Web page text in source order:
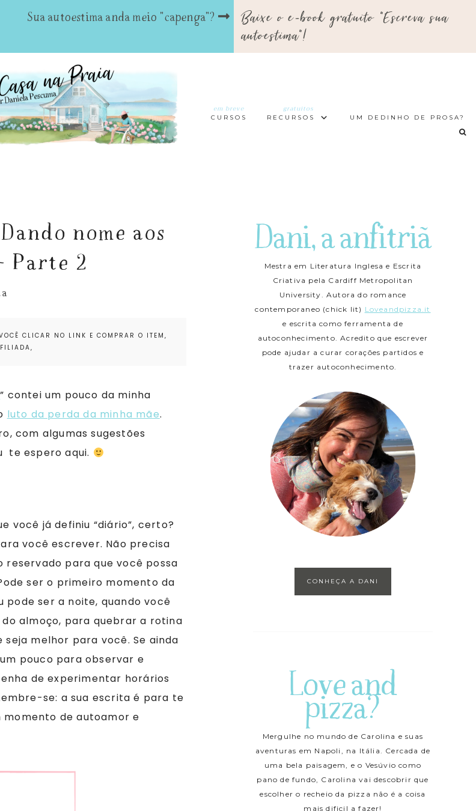
Sua autoestima anda meio "capenga"?
Baixe o e-book gratuito "Escreva sua
autoestima"!
em breve
CURSOS
gratuitos
RECURSOS UM DEDINHO DE PROSA?
nome aos
Parte 2
CLICAR NO LINK E COMPRAR O ITEM,
” contei um pouco da minha
luto da perda da minha mãe.
com algumas sugestões
te espero aqui.
você já definiu “diário”, certo?
você escrever. Não precisa
para que você possa
ser o primeiro momento da
pode ser a noite, quando você
almoço, para quebrar a rotina
melhor para você. Se ainda
pouco para observar e
de experimentar horários
se: a sua escrita é para te
momento de autoamor e
Dani, a anfitriã
Mestra em Literatura Inglesa e Escrita
Criativa pela Cardiff Metropolitan
University. Autora do romance
contemporaneo (chick lit) Loveandpizza.it
e escrita como ferramenta de
autoconhecimento. Acredito que escrever
pode ajudar a curar corações partidos e
trazer autoconhecimento.
CONHEÇA A DANI
Love and
pizza?
Mergulhe no mundo de Carolina e suas
aventuras em Napoli, na Itália. Cercada de
uma bela paisagem, e o Vesúvio como
pano de fundo, Carolina vai descobrir que
escolher o recheio da pizza não é a coisa
mais dificil a fazer!